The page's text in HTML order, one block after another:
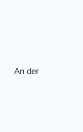
An der